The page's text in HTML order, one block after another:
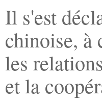
Il s'est
chinoise, à
les
et la